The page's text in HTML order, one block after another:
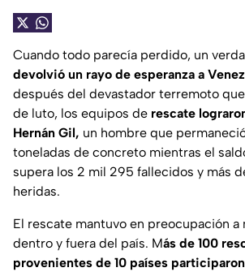
Cuando todo parecía perdido, un
devolvió un rayo de esperanza a
después del devastador terremoto
de luto, los equipos de rescate
Hernán Gil, un hombre que
toneladas de concreto mientras el
supera los 2 mil 295 fallecidos y más
heridas.
El rescate mantuvo en preocupación a
dentro y fuera del país. Más de 100
provenientes de 10 países